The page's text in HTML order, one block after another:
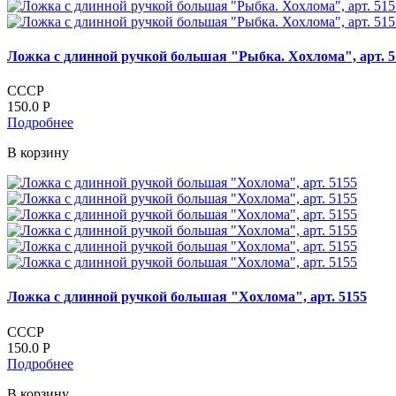
Ложка с длинной ручкой большая "Рыбка. Хохлома", арт.
СССР
150.0 Р
Подробнее
В корзину
Ложка с длинной ручкой большая "Хохлома", арт. 5155
СССР
150.0 Р
Подробнее